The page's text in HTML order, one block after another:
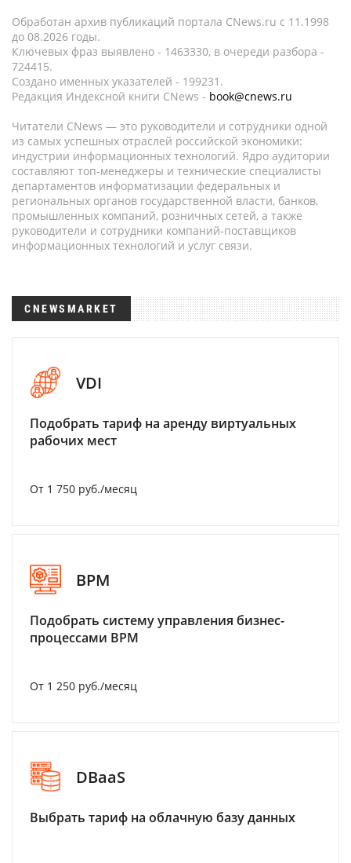
Обработан архив публикаций портала CNews.ru c 11.1998
до 08.2026 годы.
Ключевых фраз выявлено - 1463330, в очереди разбора -
724415.
Создано именных указателей - 199231.
Редакция Индексной книги CNews - book@cnews.ru
Читатели CNews — это руководители и сотрудники одной
из самых успешных отраслей российской экономики:
индустрии информационных технологий. Ядро аудитории
составляют топ-менеджеры и технические специалисты
департаментов информатизации федеральных и
региональных органов государственной власти, банков,
промышленных компаний, розничных сетей, а также
руководители и сотрудники компаний-поставщиков
информационных технологий и услуг связи.
CNEWSMARKET
VDI
Подобрать тариф на аренду виртуальных
рабочих мест
От 1 750 руб./месяц
BPM
Подобрать систему управления бизнес-
процессами BPM
От 1 250 руб./месяц
DBaaS
Выбрать тариф на облачную базу данных